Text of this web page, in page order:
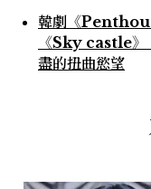
韓劇《
《Sky castle》
盡的扭曲慾望